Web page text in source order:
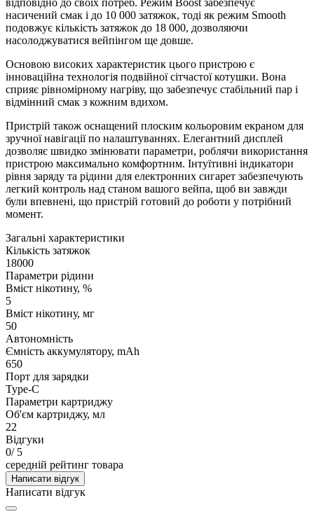
насичений смак і до 10 000 затяжок, тоді як режим Smooth
подовжує кількість затяжок до 18 000, дозволяючи
насолоджуватися вейпінгом ще довше.
Основою високих характеристик цього пристрою є
інноваційна технологія подвійної сітчастої котушки. Вона
сприяє рівномірному нагріву, що забезпечує стабільний пар і
відмінний смак з кожним вдихом.
Пристрій також оснащений плоским кольоровим екраном для
зручної навігації по налаштуваннях. Елегантний дисплей
дозволяє швидко змінювати параметри, роблячи використання
пристрою максимально комфортним. Інтуїтивні індикатори
рівня заряду та рідини для електронних сигарет забезпечують
легкий контроль над станом вашого вейпа, щоб ви завжди
були впевнені, що пристрій готовий до роботи у потрібний
момент.
Загальні характеристики
Кількість затяжок
18000
Параметри рідини
Вміст нікотину, %
5
Вміст нікотину, мг
50
Автономність
Ємність аккумулятору, mAh
650
Порт для зарядки
Type-C
Параметри картриджу
Об'єм картриджу, мл
22
Відгуки
0/ 5
середній рейтинг товара
Написати відгук
Написати відгук